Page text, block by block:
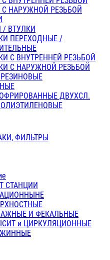
НАРУЖНОЙ РЕЗЬБОЙ
ВТУЛКИ
ПЕРЕХОДНЫЕ /
С ВНУТРЕННЕЙ РЕЗЬБОЙ
С НАРУЖНОЙ РЕЗЬБОЙ
ДВУХСЛ.
ФИЛЬТРЫ
СТАНЦИИ
И ФЕКАЛЬНЫЕ
и ЦИРКУЛЯЦИОННЫЕ